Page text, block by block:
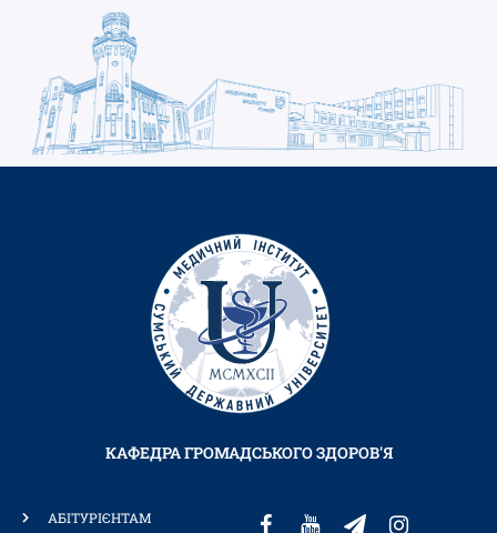
КАФЕДРА ГРОМАДСЬКОГО ЗДОРОВ'Я
АБІТУРІЄНТАМ